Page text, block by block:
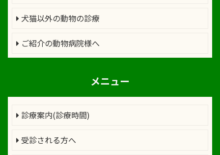
犬猫以外の動物の診療
ご紹介の動物病院様へ
メニュー
診療案内(診療時間)
受診される方へ